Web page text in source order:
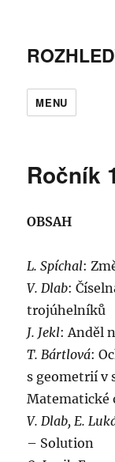
MENU
Ročník
OBSAH
L. Spíchal:
V. Dlab:
trojúhelníků
J. Jekl: Anděl
T. Bártlová:
s geometrií v
Matematické
V. Dlab, E.
– Solution